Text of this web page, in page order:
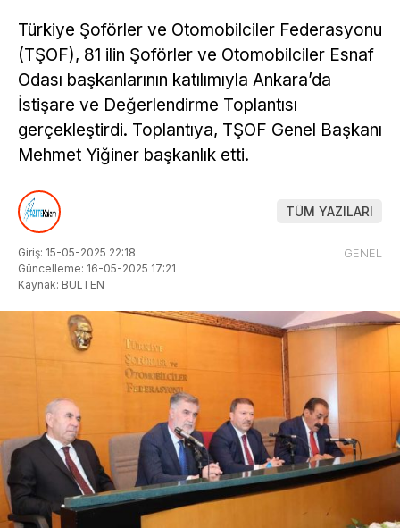
Türkiye Şoförler ve Otomobilciler Federasyonu
(TŞOF), 81 ilin Şoförler ve Otomobilciler Esnaf
Odası başkanlarının katılımıyla Ankara’da
İstişare ve Değerlendirme Toplantısı
gerçekleştirdi. Toplantıya, TŞOF Genel Başkanı
Mehmet Yiğiner başkanlık etti.
TÜM YAZILARI
Giriş: 15-05-2025 22:18
Güncelleme: 16-05-2025 17:21
Kaynak: BULTEN
GENEL